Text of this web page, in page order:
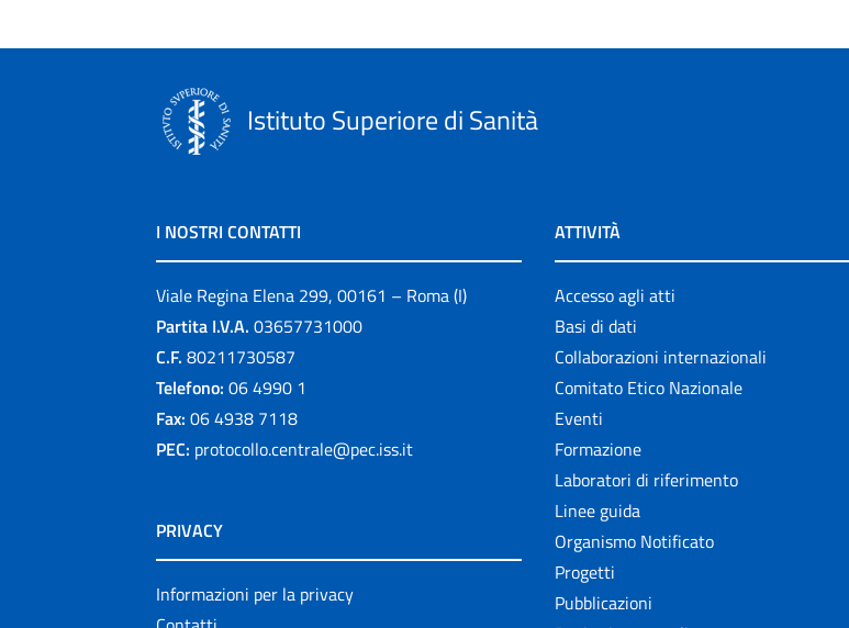
Istituto Superiore di Sanità
I NOSTRI CONTATTI
Viale Regina Elena 299, 00161 – Roma (I)
Partita I.V.A. 03657731000
C.F. 80211730587
Telefono: 06 4990 1
Fax: 06 4938 7118
PEC: protocollo.centrale@pec.iss.it
PRIVACY
Informazioni per la privacy
ATTIVITÀ
Accesso agli atti
Basi di dati
Collaborazioni internazionali
Comitato Etico Nazionale
Eventi
Formazione
Laboratori di riferimento
Linee guida
Organismo Notificato
Progetti
Pubblicazioni